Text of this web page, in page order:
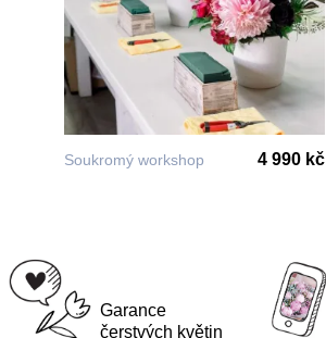
Soukromý workshop 4 990 kč
Garance
čerstvých květin